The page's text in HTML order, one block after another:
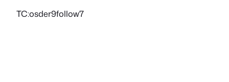
TC:osder9follow7